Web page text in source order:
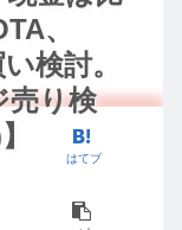
、
検討。
売り検
はてブ